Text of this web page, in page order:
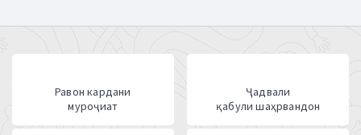
Равон кардани
муроҷиат
Ҷадвали
қабули шаҳрвандон